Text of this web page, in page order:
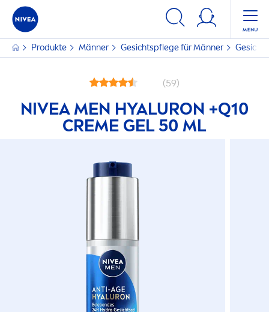
Produkte Männer Gesichtspflege für Männer Gesichts
(59)
NIVEA MEN HYALURON +Q10
CREME GEL 50 ML